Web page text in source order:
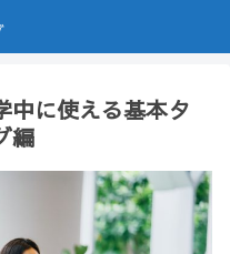
中に使える基本タ
編